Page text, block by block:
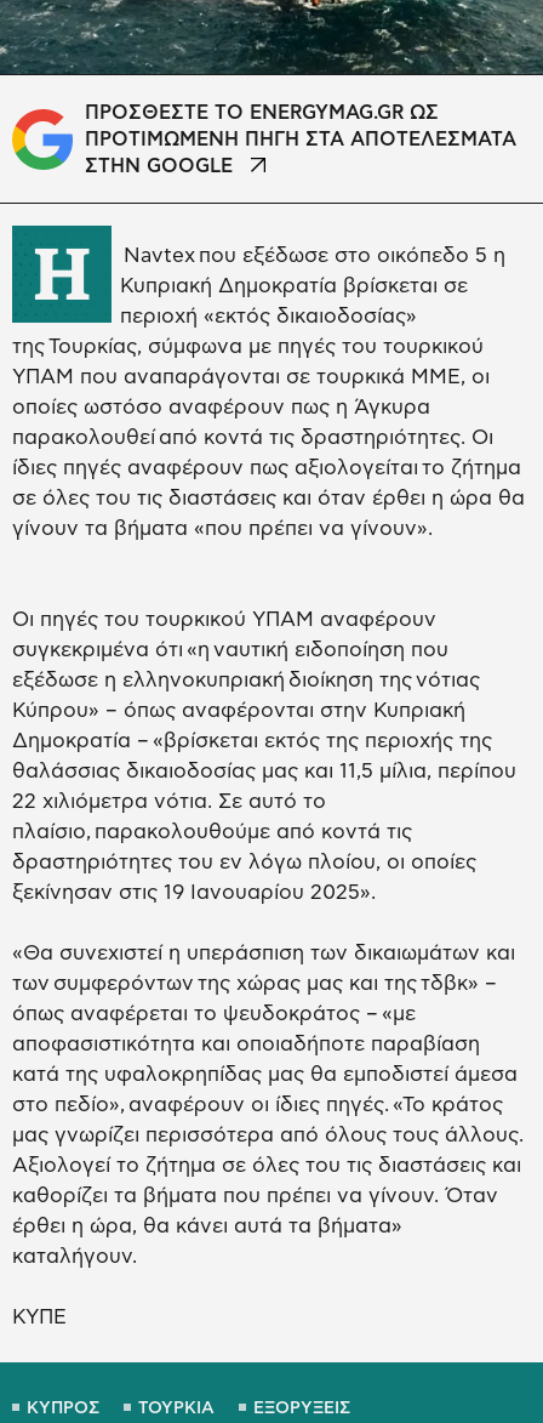
ΠΡΟΣΘΕΣΤΕ ΤΟ ENERGYMAG.GR ΩΣ
ΠΡΟΤΙΜΩΜΕΝΗ ΠΗΓΗ ΣΤΑ ΑΠΟΤΕΛΕΣΜΑΤΑ
ΣΤΗΝ GOOGLE
Η
Navtex που εξέδωσε στο οικόπεδο 5 η
Κυπριακή Δημοκρατία βρίσκεται σε
περιοχή «εκτός δικαιοδοσίας»
της Τουρκίας, σύμφωνα με πηγές του τουρκικού
ΥΠΑΜ που αναπαράγονται σε τουρκικά ΜΜΕ, οι
οποίες ωστόσο αναφέρουν πως η Άγκυρα
παρακολουθεί από κοντά τις δραστηριότητες. Οι
ίδιες πηγές αναφέρουν πως αξιολογείται το ζήτημα
σε όλες του τις διαστάσεις και όταν έρθει η ώρα θα
γίνουν τα βήματα «που πρέπει να γίνουν».
Οι πηγές του τουρκικού ΥΠΑΜ αναφέρουν
συγκεκριμένα ότι «η ναυτική ειδοποίηση που
εξέδωσε η ελληνοκυπριακή διοίκηση της νότιας
Κύπρου» – όπως αναφέρονται στην Κυπριακή
Δημοκρατία – «βρίσκεται εκτός της περιοχής της
θαλάσσιας δικαιοδοσίας μας και 11,5 μίλια, περίπου
22 χιλιόμετρα νότια. Σε αυτό το
πλαίσιο, παρακολουθούμε από κοντά τις
δραστηριότητες του εν λόγω πλοίου, οι οποίες
ξεκίνησαν στις 19 Ιανουαρίου 2025».
«Θα συνεχιστεί η υπεράσπιση των δικαιωμάτων και
των συμφερόντων της χώρας μας και της τδβκ» –
όπως αναφέρεται το ψευδοκράτος – «με
αποφασιστικότητα και οποιαδήποτε παραβίαση
κατά της υφαλοκρηπίδας μας θα εμποδιστεί άμεσα
στο πεδίο», αναφέρουν οι ίδιες πηγές. «Το κράτος
μας γνωρίζει περισσότερα από όλους τους άλλους.
Αξιολογεί το ζήτημα σε όλες του τις διαστάσεις και
καθορίζει τα βήματα που πρέπει να γίνουν. Όταν
έρθει η ώρα, θα κάνει αυτά τα βήματα»
καταλήγουν.
ΚΥΠΕ
ΚΥΠΡΟΣ ΤΟΥΡΚΙΑ ΕΞΟΡΥΞΕΙΣ